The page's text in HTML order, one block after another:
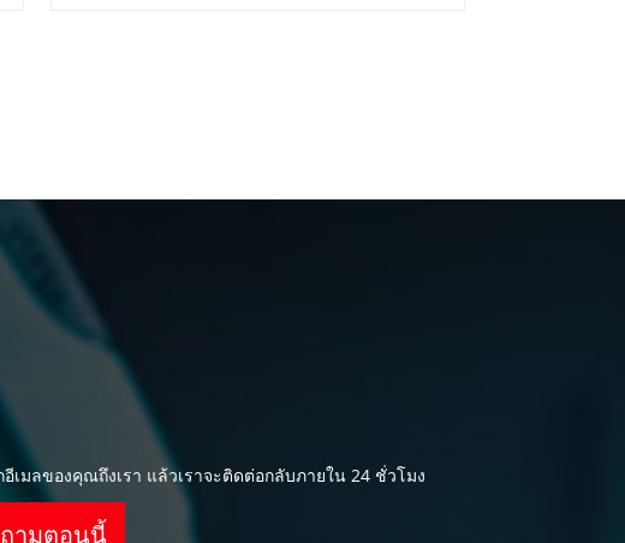
มลของคุณถึงเรา แล้วเราจะติดต่อกลับภายใน 24 ชั่วโมง
ามตอนนี้